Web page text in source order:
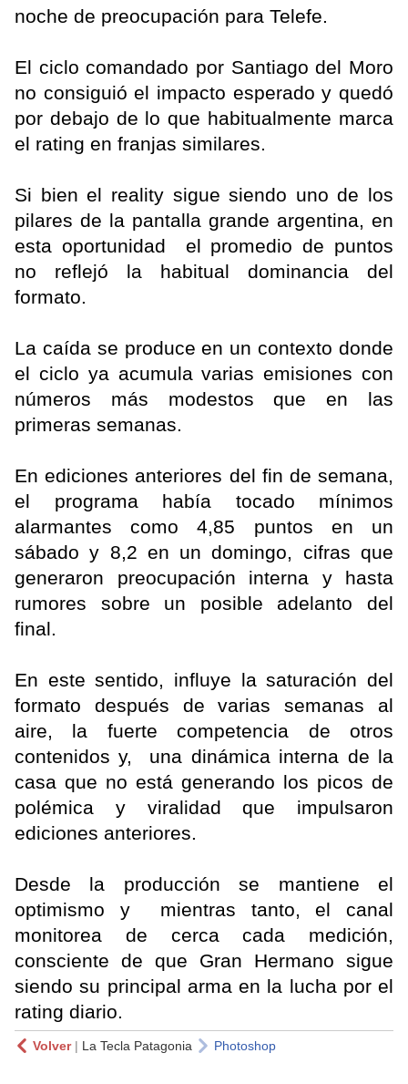
noche de preocupación para Telefe.
El ciclo comandado por Santiago del Moro
no consiguió el impacto esperado y quedó
por debajo de lo que habitualmente marca
el rating en franjas similares.
Si bien el reality sigue siendo uno de los
pilares de la pantalla grande argentina, en
esta oportunidad el promedio de puntos
no reflejó la habitual dominancia del
formato.
La caída se produce en un contexto donde
el ciclo ya acumula varias emisiones con
números más modestos que en las
primeras semanas.
En ediciones anteriores del fin de semana,
el programa había tocado mínimos
alarmantes como 4,85 puntos en un
sábado y 8,2 en un domingo, cifras que
generaron preocupación interna y hasta
rumores sobre un posible adelanto del
final.
En este sentido, influye la saturación del
formato después de varias semanas al
aire, la fuerte competencia de otros
contenidos y, una dinámica interna de la
casa que no está generando los picos de
polémica y viralidad que impulsaron
ediciones anteriores.
Desde la producción se mantiene el
optimismo y mientras tanto, el canal
monitorea de cerca cada medición,
consciente de que Gran Hermano sigue
siendo su principal arma en la lucha por el
rating diario.
Volver| La Tecla Patagonia Photoshop